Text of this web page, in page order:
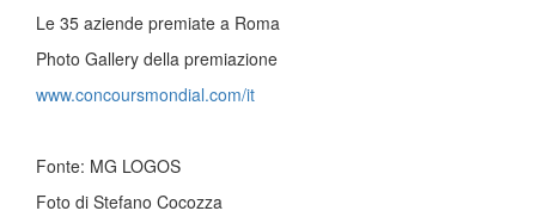
Le 35 aziende premiate a Roma
Photo Gallery della premiazione
www.concoursmondial.com/it
Fonte: MG LOGOS
Foto di Stefano Cocozza